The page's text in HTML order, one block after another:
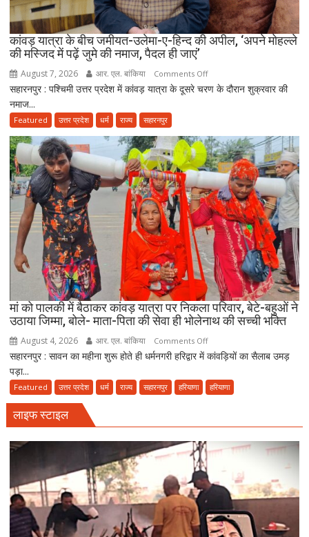
राशिद
सिद्दीकी
ने
कांवड़ यात्रा के बीच जमीयत-उलेमा-ए-हिन्द की अपील, ‘अपने मोहल्ले
की मस्जिद में पढ़ें जुमे की नमाज, पैदल ही जाएं’
August 7, 2026 आर. एल. बांकिया Comments Offon
कांवड़
बीच
जमीयत-
उलेमा-
ए-
हिन्द
की
अपील,
‘अपने
मोहल्ले
की
मस्जिद
में
पढ़ें
नमाज,
ही
सहारनपुर : पश्चिमी उत्तर प्रदेश में कांवड़ यात्रा के दूसरे चरण के दौरान शुक्रवार की
नमाज...
Featured उत्तर प्रदेश धर्म राज्य सहारनपुर
मां को पालकी में बैठाकर कांवड़ यात्रा पर निकला परिवार, बेटे-बहुओं ने
उठाया जिम्मा, बोले- माता-पिता की सेवा ही भोलेनाथ की सच्ची भक्ति
August 4, 2026 आर. एल. बांकिया Comments Offon
मां
पालकी
यात्रा
निकला
परिवार,
बेटे-
बहुओं
सहारनपुर : सावन का महीना शुरू होते ही धर्मनगरी हरिद्वार में कांवड़ियों का सैलाब उमड़
पड़ा...
Featured उत्तर प्रदेश धर्म राज्य सहारनपुर हरियाणा हरियाणा
लाइफ स्टाइल